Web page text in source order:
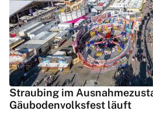
Straubing im
Gäubodenvolksfest läuft